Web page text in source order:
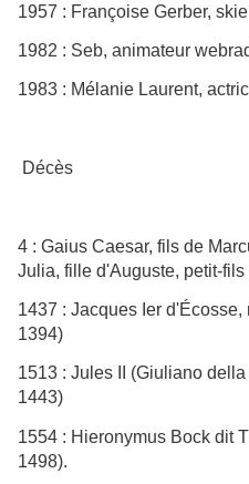
1957 : Françoise Gerber,
1982 : Seb, animateur
1983 : Mélanie Laurent,
Décès
4 : Gaius Caesar, fils de
Julia, fille d'Auguste, petit-
1437 : Jacques Ier
1394)
1513 : Jules II (Giuliano
1443)
1554 : Hieronymus Bock dit
1498).